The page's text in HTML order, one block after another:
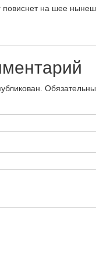
на шее